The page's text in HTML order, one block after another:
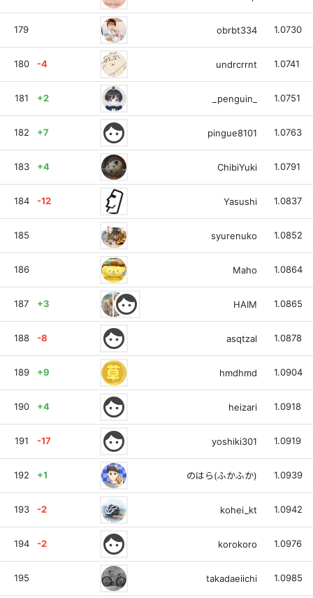
179 obrbt334 1.0730
180 -4 undrcrrnt 1.0741
181 +2 _penguin_ 1.0751
182 +7 face pingue8101 1.0763
183 +4 ChibiYuki 1.0791
184 -12 Yasushi 1.0837
185 syurenuko 1.0852
186 Maho 1.0864
187 +3 face HAIM 1.0865
188 -8 face asqtzal 1.0878
189 +9 hmdhmd 1.0904
190 +4 face heizari 1.0918
191 -17 face yoshiki301 1.0919
192 +1 のはら(ふかふか) 1.0939
193 -2 kohei_kt 1.0942
194 -2 face korokoro 1.0976
195 takadaeiichi 1.0985